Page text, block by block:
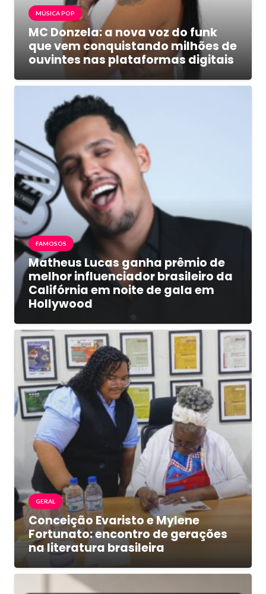
MÚSICA POP
MC Donzela: a nova voz do funk
que vem conquistando milhões de
ouvintes nas plataformas digitais
FAMOSOS
Matheus Lucas ganha prêmio de
melhor influenciador brasileiro da
Califórnia em noite de gala em
Hollywood
GERAL
Conceição Evaristo e Mylene
Fortunato: encontro de gerações
na literatura brasileira